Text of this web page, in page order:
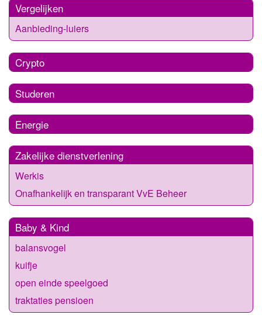
Vergelijken
Aanbieding-luiers
Crypto
Studeren
Energie
Zakelijke dienstverlening
Werkis
Onafhankelijk en transparant VvE Beheer
Baby & Kind
balansvogel
kuifje
open einde speelgoed
traktaties pensioen